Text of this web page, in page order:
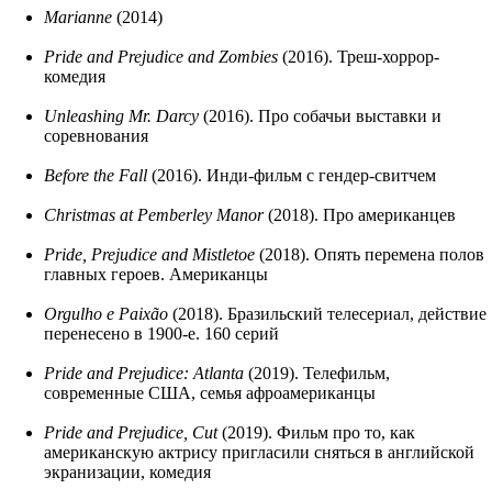
Marianne (2014)
Pride and Prejudice and Zombies (2016). Треш-хоррор-
комедия
Unleashing Mr. Darcy (2016). Про собачьи выставки и
соревнования
Before the Fall (2016). Инди-фильм с гендер-свитчем
Christmas at Pemberley Manor(2018). Про американцев
Pride, Prejudice and Mistletoe (2018). Опять перемена полов
главных героев. Американцы
Orgulho e Paixão (2018). Бразильский телесериал, действие
перенесено в 1900-е. 160 серий
Pride and Prejudice: Atlanta (2019). Телефильм,
современные США, семья афроамериканцы
Pride and Prejudice, Cut(2019). Фильм про то, как
американскую актрису пригласили сняться в английской
экранизации, комедия